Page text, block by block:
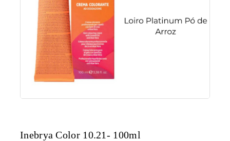
Inebrya Color 10.21- 100ml